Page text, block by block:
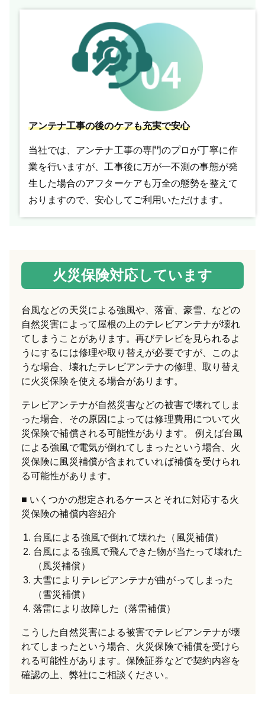
アンテナ工事の後のケアも充実で安心
当社では、アンテナ工事の専門のプロが丁寧に作
業を行いますが、工事後に万が一不測の事態が発
生した場合のアフターケアも万全の態勢を整えて
おりますので、安心してご利用いただけます。
火災保険対応しています
台風などの天災による強風や、落雷、豪雪、などの
自然災害によって屋根の上のテレビアンテナが壊れ
てしまうことがあります。再びテレビを見られるよ
うにするには修理や取り替えが必要ですが、このよ
うな場合、壊れたテレビアンテナの修理、取り替え
に火災保険を使える場合があります。
テレビアンテナが自然災害などの被害で壊れてしま
った場合、その原因によっては修理費用について火
災保険で補償される可能性があります。 例えば台風
による強風で電気が倒れてしまったという場合、火
災保険に風災補償が含まれていれば補償を受けられ
る可能性があります。
いくつかの想定されるケースとそれに対応する火
災保険の補償内容紹介
台風による強風で倒れて壊れた（風災補償）
台風による強風で飛んできた物が当たって壊れた
（風災補償）
大雪によりテレビアンテナが曲がってしまった
（雪災補償）
落雷により故障した（落雷補償）
こうした自然災害による被害でテレビアンテナが壊
れてしまったという場合、火災保険で補償を受けら
れる可能性があります。保険証券などで契約内容を
確認の上、弊社にご相談ください。